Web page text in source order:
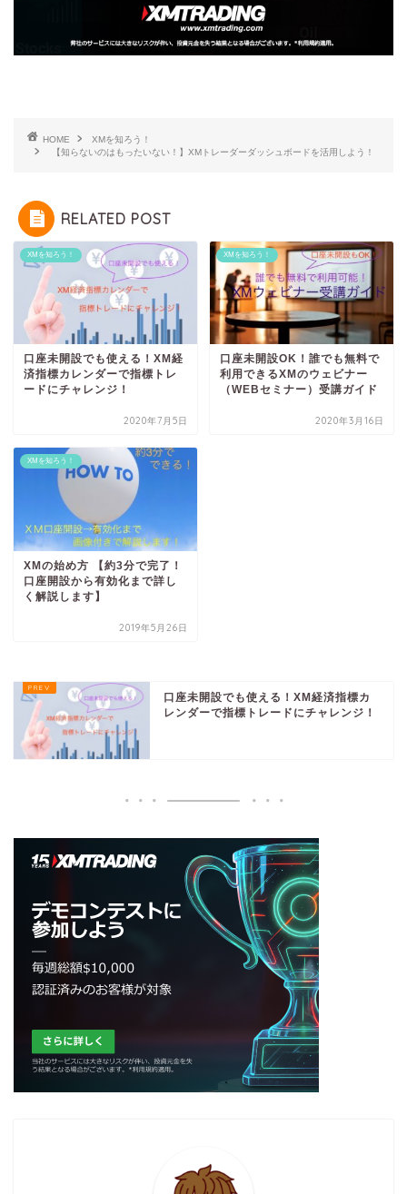
HOME
XMを知ろう！
【知らないのはもったいない！】XMトレーダーダッシュボードを活用しよう！
RELATED POST
XMを知ろう！
口座未開設でも使える！XM経
済指標カレンダーで指標トレ
ードにチャレンジ！
2020年7月5日
XMを知ろう！
口座未開設OK！誰でも無料で
利用できるXMのウェビナー
（WEBセミナー）受講ガイド
2020年3月16日
XMを知ろう！
XMの始め方 【約3分で完了！
口座開設から有効化まで詳し
く解説します】
2019年5月26日
口座未開設でも使える！XM経済指標カ
レンダーで指標トレードにチャレンジ！